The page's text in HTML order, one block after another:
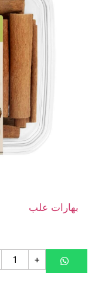
بهارات علب
+